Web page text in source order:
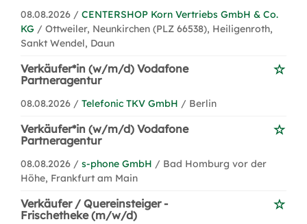
08.08.2026 / CENTERSHOP Korn Vertriebs GmbH & Co.
KG / Ottweiler, Neunkirchen (PLZ 66538), Heiligenroth,
Sankt Wendel, Daun
Verkäufer*in (w/m/d) Vodafone
Partneragentur
08.08.2026 / Telefonic TKV GmbH / Berlin
Verkäufer*in (w/m/d) Vodafone
Partneragentur
08.08.2026 / s-phone GmbH / Bad Homburg vor der
Höhe, Frankfurt am Main
Verkäufer / Quereinsteiger -
Frischetheke (m/w/d)